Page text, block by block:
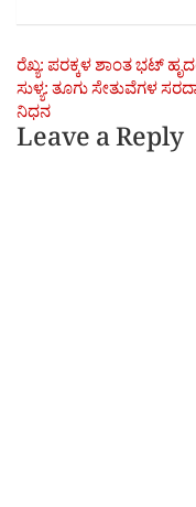
Post
navigation
ರೆಖ್ಯ: ಪರಕ್ಕಳ ಶಾಂತ ಭಟ್
ಸುಳ್ಯ: ತೂಗು ಸೇತುವೆಗಳ
ನಿಧನ
Leave a Reply